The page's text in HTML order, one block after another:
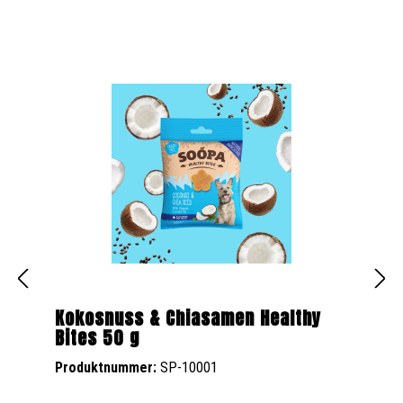
Kokosnuss & Chiasamen Healthy
Bites 50 g
Produktnummer: SP-10001